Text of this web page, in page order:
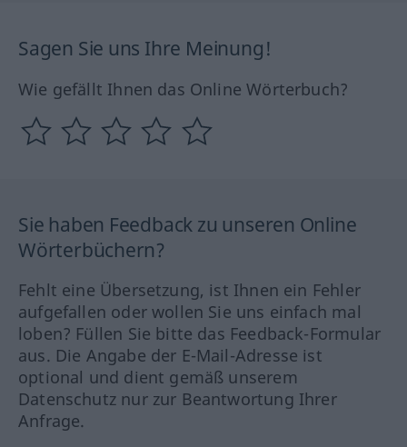
Sagen Sie uns Ihre Meinung!
Wie gefällt Ihnen das Online Wörterbuch?
Sie haben Feedback zu unseren Online
Wörterbüchern?
Fehlt eine Übersetzung, ist Ihnen ein Fehler
aufgefallen oder wollen Sie uns einfach mal
loben? Füllen Sie bitte das Feedback-Formular
aus. Die Angabe der E-Mail-Adresse ist
optional und dient gemäß unserem
Datenschutz nur zur Beantwortung Ihrer
Anfrage.